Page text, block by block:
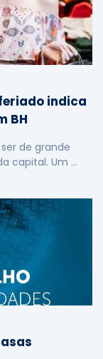
indica
BH
de grande
capital. Um …